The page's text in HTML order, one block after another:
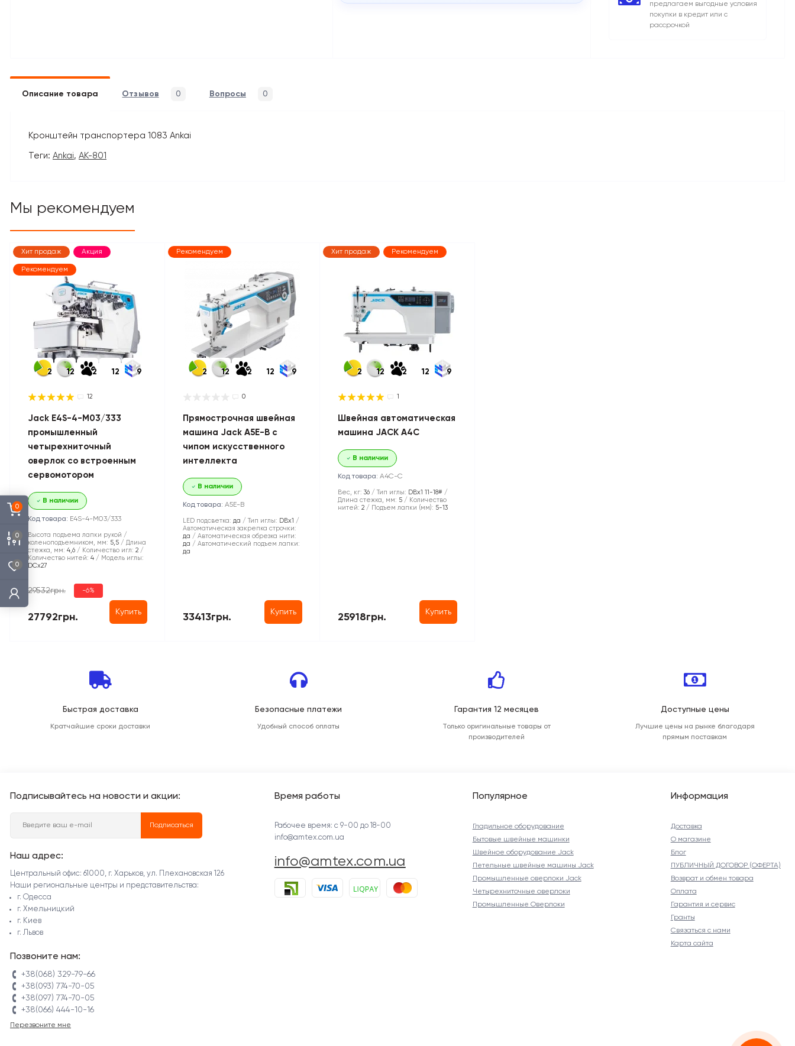
0
0
0
предлагаем выгодные условия
покупки в кредит или с
рассрочкой
Описание товара Отзывов 0 Вопросы 0
Кронштейн транспортера 1083 Ankai
Теги: Ankai, AK-801
Мы рекомендуем
Хит продаж Акция
Рекомендуем
2 12 2 12 9
12
Jack E4S-4-M03/333
промышленный
четырехниточный
оверлок со встроенным
сервомотором
В наличии
Код товара: E4S-4-M03/333
Высота подъема лапки рукой /
коленоподъемником, мм: 5,5
Длина
стежка, мм: 4,6 Количество игл: 2
Количество нитей: 4
Модель иглы:
DCx27
29532грн. -6%
27792грн. Купить
Рекомендуем
2 12 2 12 9
0
Прямострочная швейная
машина Jack A5E-B с
чипом искусственного
интеллекта
В наличии
Код товара: A5E-B
LED подсветка: да Тип иглы: DBx1
Автоматическая закрепка строчки:
да
Автоматическая обрезка нити:
да
Автоматический подъем лапки:
да
33413грн. Купить
Хит продаж Рекомендуем
2 12 2 12 9
1
Швейная автоматическая
машина JACK A4C
В наличии
Код товара: A4C-С
Вес, кг: 36 Тип иглы: DBx1 11-18#
Длина стежка, мм: 5
Количество
нитей: 2 Подъем лапки (мм): 5-13
25918грн. Купить
Быстрая доставка
Кратчайшие сроки доставки
Безопасные платежи
Удобный способ оплаты
Гарантия 12 месяцев
Только оригинальные товары от
производителей
Доступные цены
Лучшие цены на рынке благодаря
прямым поставкам
Подписывайтесь на новости и акции:
Подписаться
Наш адрес:
Центральный офис: 61000, г. Харьков, ул. Плехановская 126
Наши региональные центры и представительства:
г. Одесса
г. Хмельницкий
г. Киев
г. Львов
Позвоните нам:
+38(068) 329-79-66
+38(093) 774-70-05
+38(097) 774-70-05
+38(066) 444-10-16
Перезвоните мне
Время работы
Рабочее время: с 9-00 до 18-00
info@amtex.com.ua
info@amtex.com.ua
Популярное
Гладильное оборудование
Бытовые швейные машинки
Швейное оборудование Jack
Петельные швейные машины Jack
Промышленные оверлоки Jack
Четырехниточные оверлоки
Промышленные Оверлоки
Информация
Доставка
О магазине
Блог
ПУБЛИЧНЫЙ ДОГОВОР (ОФЕРТА)
Возврат и обмен товара
Оплата
Гарантия и сервис
Гранты
Связаться с нами
Карта сайта